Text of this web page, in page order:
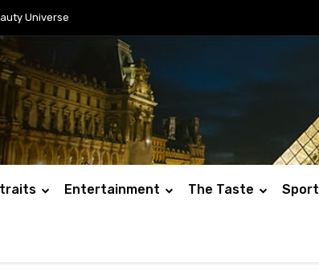
Universe
Entertainment The Taste Sport